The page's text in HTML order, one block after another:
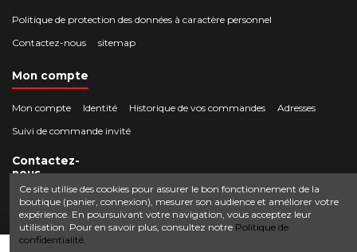
Politique de protection des données à caractère personnel
Contactez-nous
sitemap
Mon compte
Mon compte Identité Historique de vos commandes
Adresses
Suivi de commande invité
Contactez-
nous
Crocbois-motoculture.com
50 route de Villefort 48800 Pied-de-Borne
0624436257
contact@crocbois-motoculture.com
Ce site utilise des cookies pour assurer le bon fonctionnement de la
boutique (panier, connexion), mesurer son audience et améliorer votre
expérience. En poursuivant votre navigation, vous acceptez leur
utilisation. Pour en savoir plus, consultez notre Politique de
confidentialité.